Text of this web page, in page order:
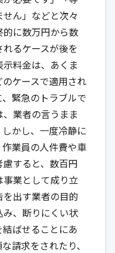
ん」などと次々
に数万円から数
るケースが後を
料金は、あくま
ケースで適用され
緊急のトラブルで
業者の言うまま
かし、一度冷静に
業員の人件費や車
すると、数百円
業として成り立
出す業者の目的
、断りにくい状
ばせることにあ
請求をされたり、